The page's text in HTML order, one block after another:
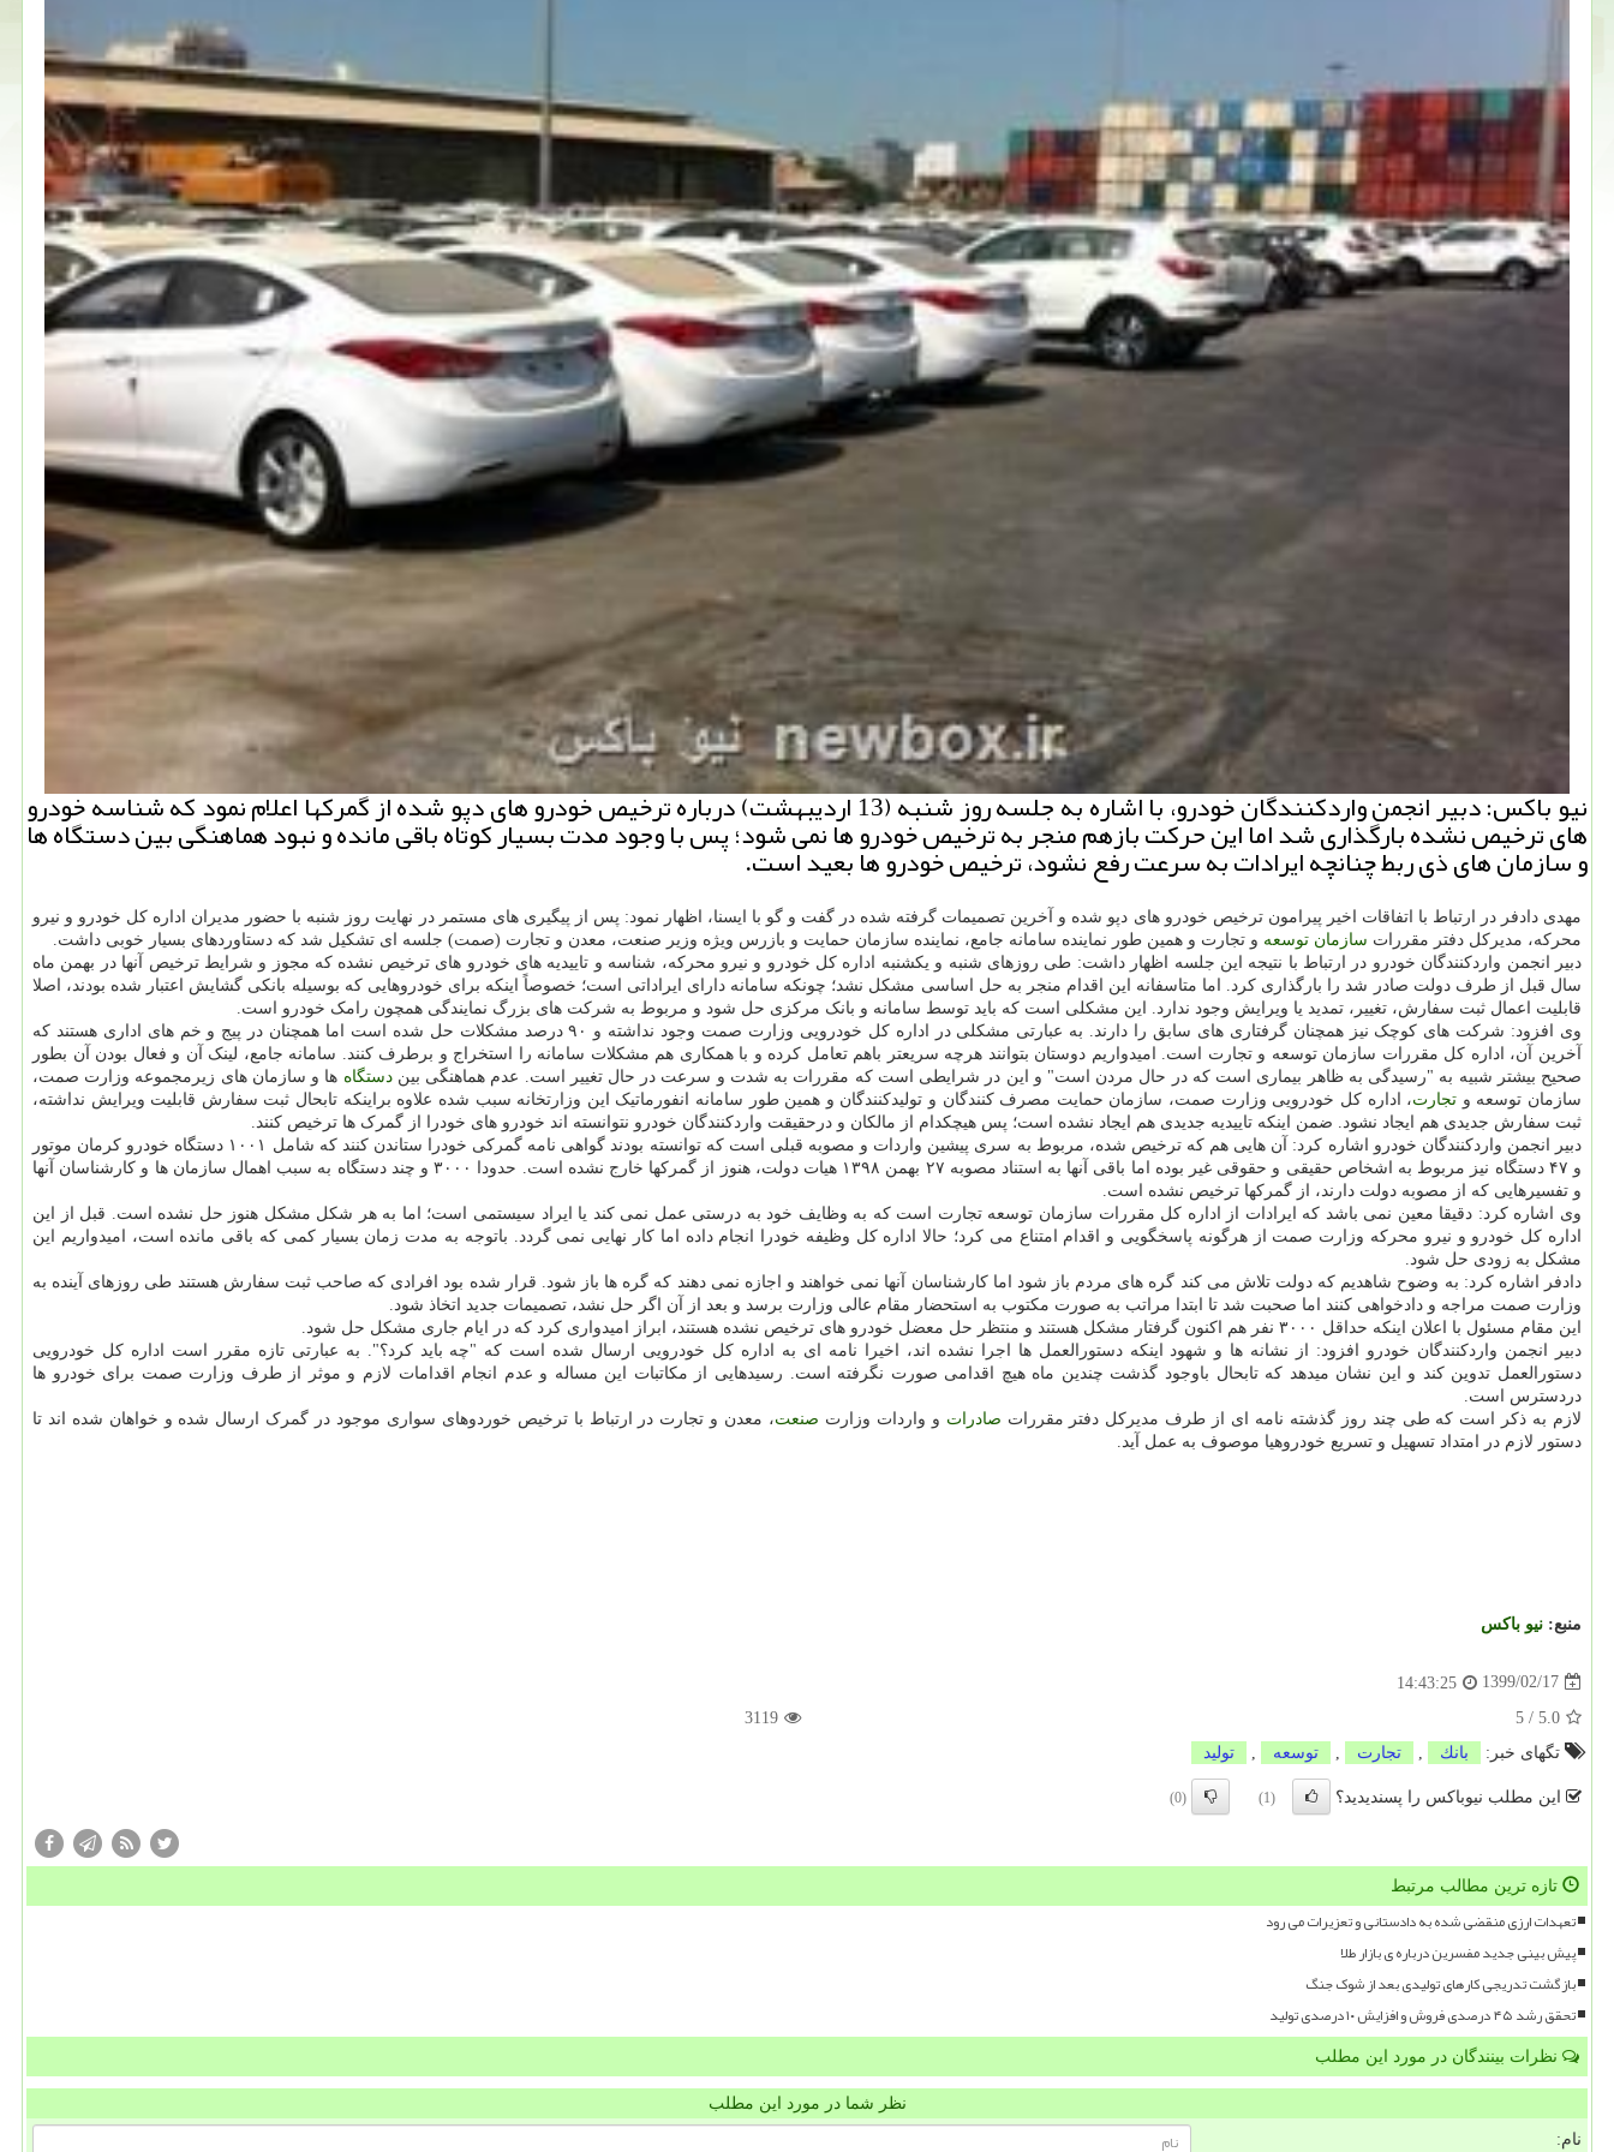
نیو باكس: دبیر انجمن واردكنندگان خودرو، با اشاره به جلسه روز شنبه (13 اردیبهشت) درباره ترخیص خودرو های دپو شده از گمركها اعلام نمود كه شناسه خودرو
های ترخیص نشده بارگذاری شد اما این حركت بازهم منجر به ترخیص خودرو ها نمی شود؛ پس با وجود مدت بسیار كوتاه باقی مانده و نبود هماهنگی بین دستگاه ها
و سازمان های ذی ربط چنانچه ایرادات به سرعت رفع نشود، ترخیص خودرو ها بعید است.
مهدی دادفر در ارتباط با اتفاقات اخیر پیرامون ترخیص خودرو های دپو شده و آخرین تصمیمات گرفته شده در گفت و گو با ایسنا، اظهار نمود: پس از پیگیری های مستمر در نهایت روز شنبه با حضور مدیران اداره کل خودرو و نیرو
محرکه، مدیرکل دفتر مقررات سازمان توسعه و تجارت و همین طور نماینده سامانه جامع، نماینده سازمان حمایت و بازرس ویژه وزیر صنعت، معدن و تجارت (صمت) جلسه ای تشکیل شد که دستاوردهای بسیار خوبی داشت.
دبیر انجمن واردکنندگان خودرو در ارتباط با نتیجه این جلسه اظهار داشت: طی روزهای شنبه و یکشنبه اداره کل خودرو و نیرو محرکه، شناسه و تاییدیه های خودرو های ترخیص نشده که مجوز و شرایط ترخیص آنها در بهمن ماه
سال قبل از طرف دولت صادر شد را بارگذاری کرد. اما متاسفانه این اقدام منجر به حل اساسی مشکل نشد؛ چونکه سامانه دارای ایراداتی است؛ خصوصاً اینکه برای خودروهایی که بوسیله بانکی گشایش اعتبار شده بودند، اصلا
قابلیت اعمال ثبت سفارش، تغییر، تمدید یا ویرایش وجود ندارد. این مشکلی است که باید توسط سامانه و بانک مرکزی حل شود و مربوط به شرکت های بزرگ نمایندگی همچون رامک خودرو است.
وی افزود: شرکت های کوچک نیز همچنان گرفتاری های سابق را دارند. به عبارتی مشکلی در اداره کل خودرویی وزارت صمت وجود نداشته و ۹۰ درصد مشکلات حل شده است اما همچنان در پیج و خم های اداری هستند که
آخرین آن، اداره کل مقررات سازمان توسعه و تجارت است. امیدواریم دوستان بتوانند هرچه سریعتر باهم تعامل کرده و با همکاری هم مشکلات سامانه را استخراج و برطرف کنند. سامانه جامع، لینک آن و فعال بودن آن بطور
صحیح بیشتر شبیه به "رسیدگی به ظاهر بیماری است که در حال مردن است" و این در شرایطی است که مقررات به شدت و سرعت در حال تغییر است. عدم هماهنگی بیندستگاه ها و سازمان های زیرمجموعه وزارت صمت،
سازمان توسعه و تجارت، اداره کل خودرویی وزارت صمت، سازمان حمایت مصرف کنندگان و تولیدکنندگان و همین طور سامانه انفورماتیک این وزارتخانه سبب شده علاوه براینکه تابحال ثبت سفارش قابلیت ویرایش نداشته،
ثبت سفارش جدیدی هم ایجاد نشود. ضمن اینکه تاییدیه جدیدی هم ایجاد نشده است؛ پس هیچکدام از مالکان و درحقیقت واردکنندگان خودرو نتوانسته اند خودرو های خودرا از گمرک ها ترخیص کنند.
دبیر انجمن واردکنندگان خودرو اشاره کرد: آن هایی هم که ترخیص شده، مربوط به سری پیشین واردات و مصوبه قبلی است که توانسته بودند گواهی نامه گمرکی خودرا ستاندن کنند که شامل ۱۰۰۱ دستگاه خودرو کرمان موتور
و ۴۷ دستگاه نیز مربوط به اشخاص حقیقی و حقوقی غیر بوده اما باقی آنها به استناد مصوبه ۲۷ بهمن ۱۳۹۸ هیات دولت، هنوز از گمرکها خارج نشده است. حدودا ۳۰۰۰ و چند دستگاه به سبب اهمال سازمان ها و کارشناسان آنها
و تفسیرهایی که از مصوبه دولت دارند، از گمرکها ترخیص نشده است.
وی اشاره کرد: دقیقا معین نمی باشد که ایرادات از اداره کل مقررات سازمان توسعه تجارت است که به وظایف خود به درستی عمل نمی کند یا ایراد سیستمی است؛ اما به هر شکل مشکل هنوز حل نشده است. قبل از این
اداره کل خودرو و نیرو محرکه وزارت صمت از هرگونه پاسخگویی و اقدام امتناع می کرد؛ حالا اداره کل وظیفه خودرا انجام داده اما کار نهایی نمی گردد. باتوجه به مدت زمان بسیار کمی که باقی مانده است، امیدواریم این
مشکل به زودی حل شود.
دادفر اشاره کرد: به وضوح شاهدیم که دولت تلاش می کند گره های مردم باز شود اما کارشناسان آنها نمی خواهند و اجازه نمی دهند که گره ها باز شود. قرار شده بود افرادی که صاحب ثبت سفارش هستند طی روزهای آینده به
وزارت صمت مراجه و دادخواهی کنند اما صحبت شد تا ابتدا مراتب به صورت مکتوب به استحضار مقام عالی وزارت برسد و بعد از آن اگر حل نشد، تصمیمات جدید اتخاذ شود.
این مقام مسئول با اعلان اینکه حداقل ۳۰۰۰ نفر هم اکنون گرفتار مشکل هستند و منتظر حل معضل خودرو های ترخیص نشده هستند، ابراز امیدواری کرد که در ایام جاری مشکل حل شود.
دبیر انجمن واردکنندگان خودرو افزود: از نشانه ها و شهود اینکه دستورالعمل ها اجرا نشده اند، اخیرا نامه ای به اداره کل خودرویی ارسال شده است که "چه باید کرد؟". به عبارتی تازه مقرر است اداره کل خودرویی
دستورالعمل تدوین کند و این نشان میدهد که تابحال باوجود گذشت چندین ماه هیچ اقدامی صورت نگرفته است. رسیدهایی از مکاتبات این مساله و عدم انجام اقدامات لازم و موثر از طرف وزارت صمت برای خودرو ها
دردسترس است.
لازم به ذکر است که طی چند روز گذشته نامه ای از طرف مدیرکل دفتر مقررات صادرات و واردات وزارت صنعت، معدن و تجارت در ارتباط با ترخیص خوردوهای سواری موجود در گمرک ارسال شده و خواهان شده اند تا
دستور لازم در امتداد تسهیل و تسریع خودروهیا موصوف به عمل آید.
منبع: نیو باكس
1399/02/17
14:43:25
5.0
/
5
3119
تگهای خبر:
بانك , تجارت , توسعه , تولید
این مطلب نیوباکس را پسندیدید؟ (1)
(0)
تازه ترین مطالب مرتبط
تعهدات ارزی منقضی شده به دادستانی و تعزیرات می رود
پیش بینی جدید مفسرین درباره ی بازار طلا
بازگشت تدریجی کارهای تولیدی بعد از شوک جنگ
تحقق رشد ۴۵ درصدی فروش و افزایش ۱۰ درصدی تولید
نظرات بینندگان در مورد این مطلب
نظر شما در مورد این مطلب
نام: